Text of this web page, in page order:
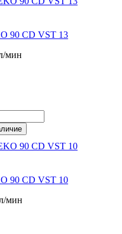
90 CD VST 13
мин
90 CD VST 10
мин